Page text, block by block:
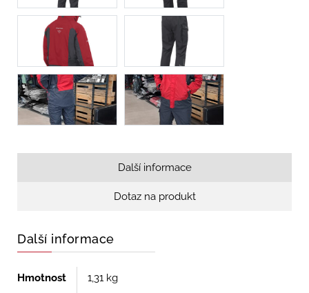
Další informace
Dotaz na produkt
Další informace
Hmotnost
1,31 kg